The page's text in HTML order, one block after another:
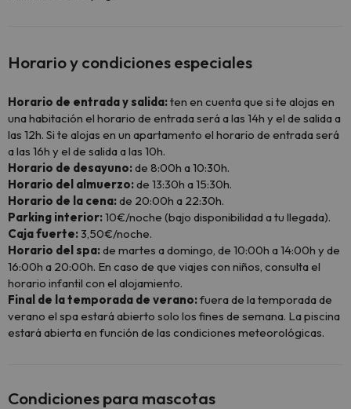
Horario y condiciones especiales
Horario de entrada y salida:ten en cuenta que si te alojas en
una habitación el horario de entrada será a las 14h y el de salida a
las 12h. Si te alojas en un apartamento el horario de entrada será
a las 16h y el de salida a las 10h.
Horario de desayuno:de 8:00h a 10:30h.
Horario del almuerzo:de 13:30h a 15:30h.
Horario de la cena:de 20:00h a 22:30h.
Parking interior:10€/noche (bajo disponibilidad a tu llegada).
Caja fuerte:3,50€/noche.
Horario del spa:de martes a domingo, de 10:00h a 14:00h y de
16:00h a 20:00h. En caso de que viajes con niños, consulta el
horario infantil con el alojamiento.
Final de la temporada de verano:fuera de la temporada de
verano el spa estará abierto solo los fines de semana. La piscina
estará abierta en función de las condiciones meteorológicas.
Condiciones para mascotas